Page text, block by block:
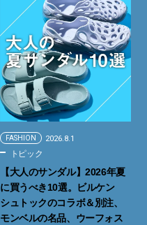
FASHION 2026.8.1
トピック
【大人のサンダル】2026年夏
に買うべき10選。ビルケン
シュトックのコラボ＆別注、
モンベルの名品、ウーフォス